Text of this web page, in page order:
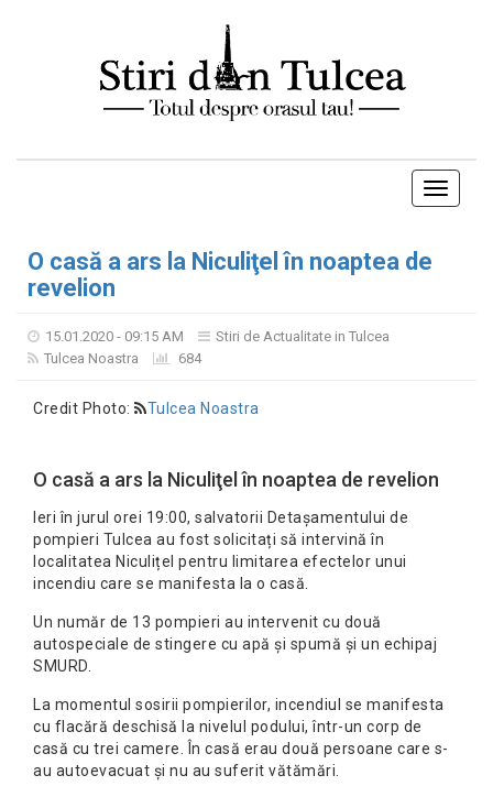
Toggle
O casă a ars la Niculiţel în noaptea de
revelion
15.01.2020 - 09:15 AM
Stiri de Actualitate in Tulcea
Tulcea Noastra
684
Credit Photo: Tulcea Noastra
O casă a ars la Niculiţel în noaptea de revelion
Ieri în jurul orei 19:00, salvatorii Detașamentului de
pompieri Tulcea au fost solicitați să intervină în
localitatea Niculițel pentru limitarea efectelor unui
incendiu care se manifesta la o casă.
Un număr de 13 pompieri au intervenit cu două
autospeciale de stingere cu apă și spumă și un echipaj
SMURD.
La momentul sosirii pompierilor, incendiul se manifesta
cu flacără deschisă la nivelul podului, într-un corp de
casă cu trei camere. În casă erau două persoane care s-
au autoevacuat și nu au suferit vătămări.